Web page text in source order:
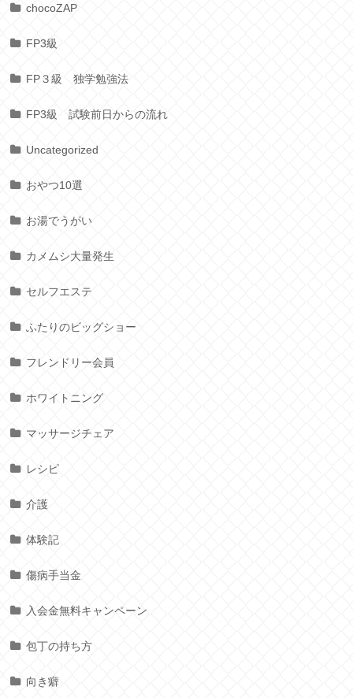
chocoZAP
FP3級
FP３級 独学勉強法
FP3級 試験前日からの流れ
Uncategorized
おやつ10選
お湯でうがい
カメムシ大量発生
セルフエステ
ふたりのビッグショー
フレンドリー会員
ホワイトニング
マッサージチェア
レシピ
介護
体験記
傷病手当金
入会金無料キャンペーン
包丁の持ち方
向き癖